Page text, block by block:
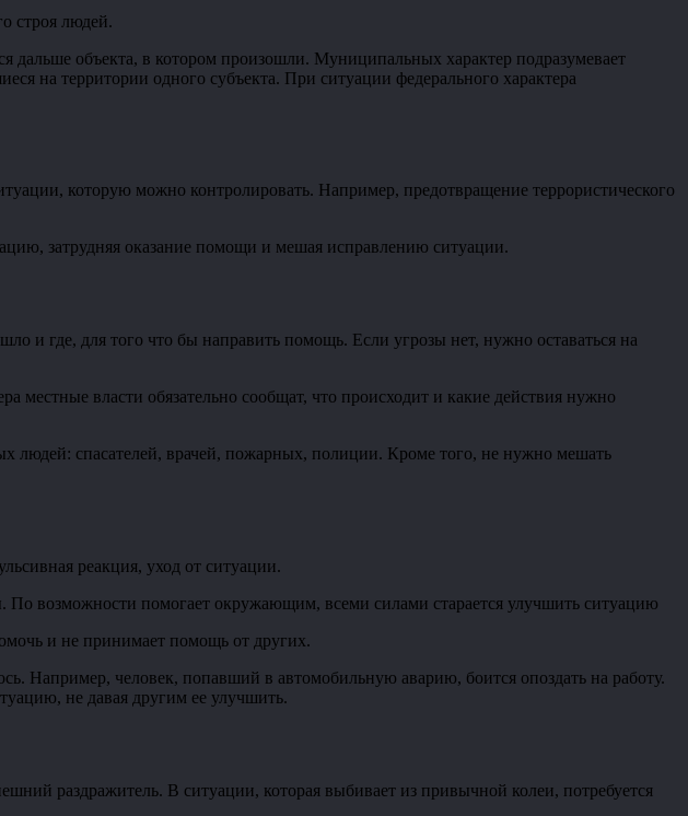
строя людей.
дальше объекта, в котором произошли. Муниципальных характер подразумевает
на территории одного субъекта. При ситуации федерального характера
которую можно контролировать. Например, предотвращение террористического
затрудняя оказание помощи и мешая исправлению ситуации.
и где, для того что бы направить помощь. Если угрозы нет, нужно оставаться на
местные власти обязательно сообщат, что происходит и какие действия нужно
людей: спасателей, врачей, пожарных, полиции. Кроме того, не нужно мешать
реакция, уход от ситуации.
По возможности помогает окружающим, всеми силами старается улучшить ситуацию
и не принимает помощь от других.
Например, человек, попавший в автомобильную аварию, боится опоздать на работу.
не давая другим ее улучшить.
раздражитель. В ситуации, которая выбивает из привычной колеи, потребуется